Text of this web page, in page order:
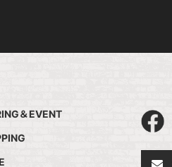
＆EVENT